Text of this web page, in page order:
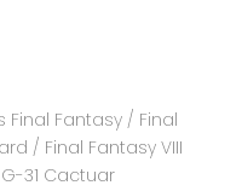
Final Fantasy / Final
/ Final Fantasy VIII
31 Cactuar